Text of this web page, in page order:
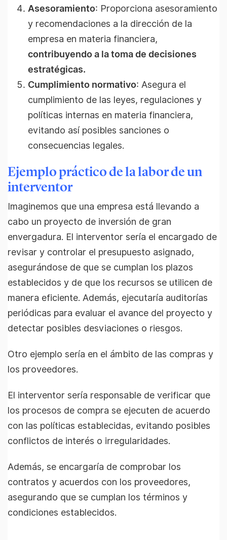
Asesoramiento: Proporciona asesoramiento
y recomendaciones a la dirección de la
empresa en materia financiera,
contribuyendo a la toma de decisiones
estratégicas.
Cumplimiento normativo: Asegura el
cumplimiento de las leyes, regulaciones y
políticas internas en materia financiera,
evitando así posibles sanciones o
consecuencias legales.
Ejemplo práctico de la labor de un
interventor
Imaginemos que una empresa está llevando a
cabo un proyecto de inversión de gran
envergadura. El interventor sería el encargado de
revisar y controlar el presupuesto asignado,
asegurándose de que se cumplan los plazos
establecidos y de que los recursos se utilicen de
manera eficiente. Además, ejecutaría auditorías
periódicas para evaluar el avance del proyecto y
detectar posibles desviaciones o riesgos.
Otro ejemplo sería en el ámbito de las compras y
los proveedores.
El interventor sería responsable de verificar que
los procesos de compra se ejecuten de acuerdo
con las políticas establecidas, evitando posibles
conflictos de interés o irregularidades.
Además, se encargaría de comprobar los
contratos y acuerdos con los proveedores,
asegurando que se cumplan los términos y
condiciones establecidos.